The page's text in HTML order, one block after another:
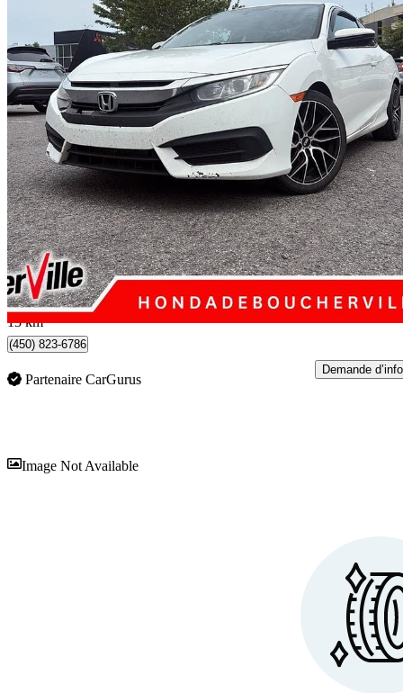
2016 Honda Civic Coupe
LX170 762 km
7 990 $ Affaire
141 $/mois env.
Boucherville, QC
13 km
(450) 823-6786
Partenaire CarGurus
Demande d’info
Image Not Available